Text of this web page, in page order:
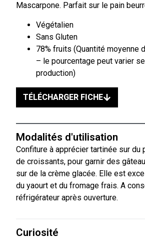
Mascarpone. Parfait sur le pain
Végétalien
Sans Gluten
78% fruits (Quantité moyenne
– le pourcentage peut varier
production)
TÉLÉCHARGER FICHE
Modalités d'utilisation
Confiture à apprécier tartinée sur du
de croissants, pour garnir des
sur de la crème glacée. Elle est
du yaourt et du fromage frais. A
réfrigérateur après ouverture.
Curiosité